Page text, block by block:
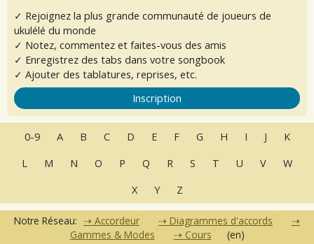
✓ Rejoignez la plus grande communauté de joueurs de
ukulélé du monde
✓ Notez, commentez et faites-vous des amis
✓ Enregistrez des tabs dans votre songbook
✓ Ajouter des tablatures, reprises, etc.
Inscription
0-9 A B C D E F G H I J
K
L
M N O P Q R S T U V
W
X
Y Z
Notre Réseau: Accordeur
Diagrammes d'accords
Gammes & Modes
Cours (en)